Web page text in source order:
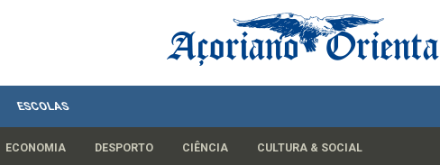
ESCOLAS
ECONOMIA DESPORTO CIÊNCIA CULTURA & SOCIAL